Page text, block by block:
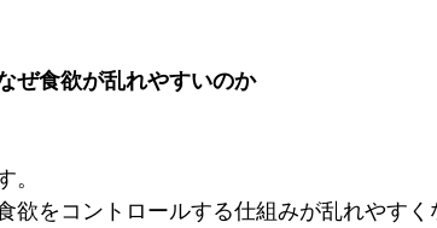
ぜ食欲が乱れやすいのか
欲をコントロールする仕組みが乱れやすく